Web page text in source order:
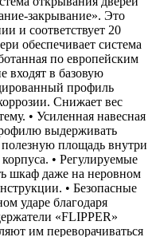
закрывание». Это
и соответствует 20
обеспечивает система
по европейским
входят в базовую
профиль
Снижает вес
• Усиленная навесная
выдерживать
полезную площадь внутри
• Регулируемые
шкаф даже на неровном
• Безопасные
ударе благодаря
«FLIPPER»
им переворачиваться